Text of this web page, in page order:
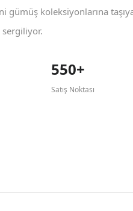
gümüş koleksiyonlarına
550+
Satış Noktası